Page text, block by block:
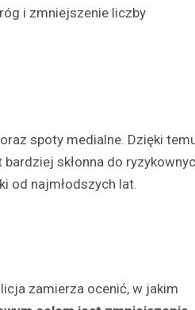
i zmniejszenie liczby
spoty medialne. Dzięki
skłonna do
od najmłodszych lat.
zamierza ocenić, w jakim